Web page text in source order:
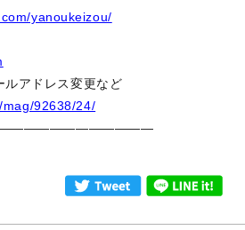
yanoukeizou/
ルアドレス変更など
92638/24/